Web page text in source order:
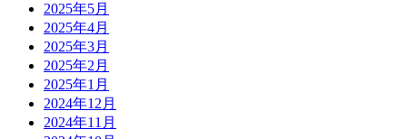
2025年5月
2025年4月
2025年3月
2025年2月
2025年1月
2024年12月
2024年11月